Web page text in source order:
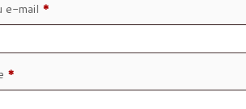
e-mail *
*